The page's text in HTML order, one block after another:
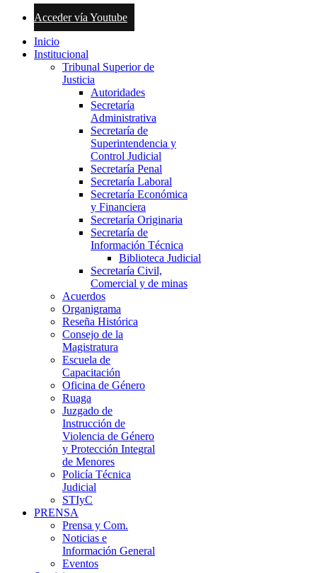
Acceder vía Youtube
Inicio
Institucional
Tribunal Superior de
Justicia
Autoridades
Secretaría
Administrativa
Secretaría de
Superintendencia y
Control Judicial
Secretaría Penal
Secretaría Laboral
Secretaría Económica
y Financiera
Secretaría Originaria
Secretaría de
Información Técnica
Biblioteca Judicial
Secretaría Civil,
Comercial y de minas
Acuerdos
Organigrama
Reseña Histórica
Consejo de la
Magistratura
Escuela de
Capacitación
Oficina de Género
Ruaga
Juzgado de
Instrucción de
Violencia de Género
y Protección Integral
de Menores
Policía Técnica
Judicial
STIyC
PRENSA
Prensa y Com.
Noticias e
Información General
Eventos